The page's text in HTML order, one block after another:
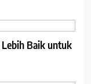
Lebih Baik untuk